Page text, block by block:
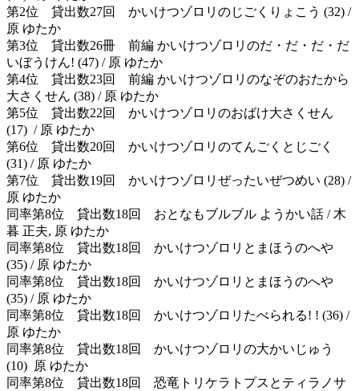
第2位 貸出数27回 かいけつゾロリのじごくりょこう (32) /
原 ゆたか
第3位 貸出数26冊 前編 かいけつゾロリのだ・だ・だ・だ
いぼうけん! (47) / 原 ゆたか
第4位 貸出数23回 前編 かいけつゾロリのなぞのおたから
大さくせん (38) / 原 ゆたか
第5位 貸出数22回 かいけつゾロリのおばけ大さくせん
(17) / 原 ゆたか
第6位 貸出数20回 かいけつゾロリのてんごくとじごく
(31) / 原 ゆたか
第7位 貸出数19回 かいけつゾロリぜったいぜつめい (28) /
原 ゆたか
同率第8位 貸出数18回 おとなもブルブル ようかい話 / 木
暮 正夫, 原 ゆたか
同率第8位 貸出数18回 かいけつゾロリとまほうのへや
(35) / 原 ゆたか
同率第8位 貸出数18回 かいけつゾロリとまほうのへや
(35) / 原 ゆたか
同率第8位 貸出数18回 かいけつゾロリたべられる! ! (36) /
原 ゆたか
同率第8位 貸出数18回 かいけつゾロリの大かいじゅう
(10) 原 ゆたか
同率第8位 貸出数18回 恐竜トリケラトプスとティラノサ